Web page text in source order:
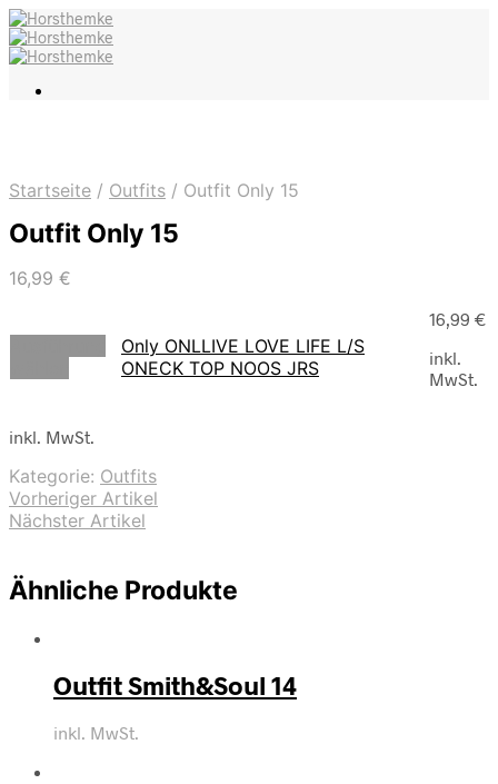
Startseite / Outfits / Outfit Only 15
Outfit Only 15
16,99 €
Only ONLLIVE LOVE LIFE L/S
ONECK TOP NOOS JRS
16,99 €
inkl.
MwSt.
inkl. MwSt.
Kategorie: Outfits
Vorheriger Artikel
Nächster Artikel
Ähnliche Produkte
Outfit Smith&Soul 14
inkl. MwSt.